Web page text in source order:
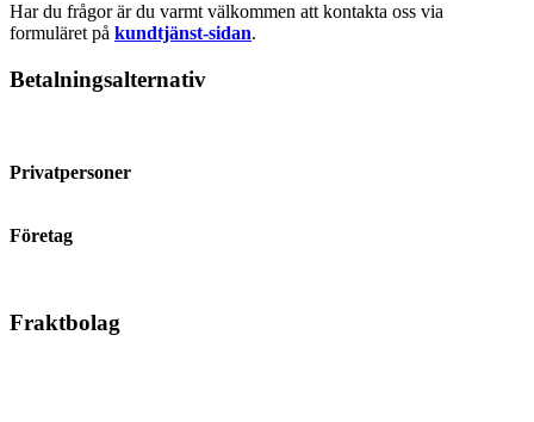
Har du frågor är du varmt välkommen att kontakta oss via
formuläret på kundtjänst-sidan.
Betalningsalternativ
Privatpersoner
Företag
Fraktbolag